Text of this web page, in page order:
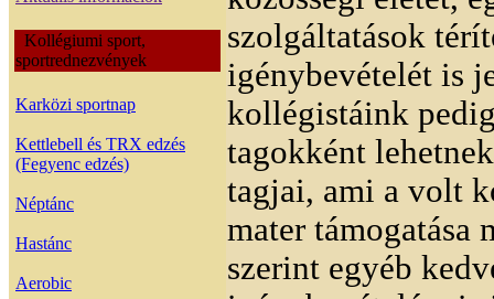
Kollégiumi sport,
sportrednezvények
Karközi sportnap
Kettlebell és TRX edzés
(Fegyenc edzés)
Néptánc
Hastánc
Aerobic
szolgáltatások
igénybevételét is
kollégistáink
tagokként
tagjai, ami a volt
mater támogatása
szerint egyéb